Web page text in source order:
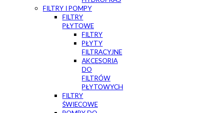
FILTRY I POMPY
FILTRY
PŁYTOWE
FILTRY
PŁYTY
FILTRACYJNE
AKCESORIA
DO
FILTRÓW
PŁYTOWYCH
FILTRY
ŚWIECOWE